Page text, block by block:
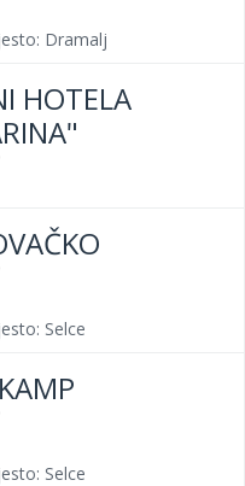
Dramalj
HOTELA
Selce
Selce